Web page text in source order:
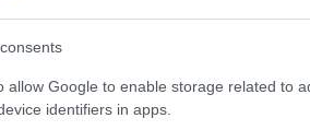
allow Google to enable storage related to
identifiers in apps.
a KecsUP Hírek újságírójaként,